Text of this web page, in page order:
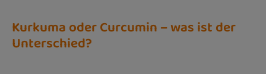
Kurkuma oder Curcumin – was ist der
Unterschied?